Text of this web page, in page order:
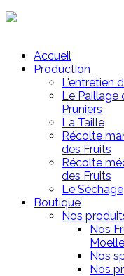
Accueil
Production
L'entretien
Le Paillage
Pruniers
La Taille
Récolte
des Fruits
Récolte
des Fruits
Le Séchage
Boutique
Nos
Nos
Nos
Nos